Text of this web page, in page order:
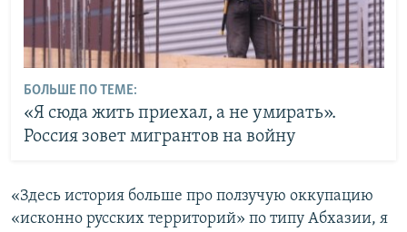
БОЛЬШЕ ПО ТЕМЕ:
«Я сюда жить приехал, а не умирать».
Россия зовет мигрантов на войну
«Здесь история больше про ползучую оккупацию
«исконно русских территорий» по типу Абхазии, я